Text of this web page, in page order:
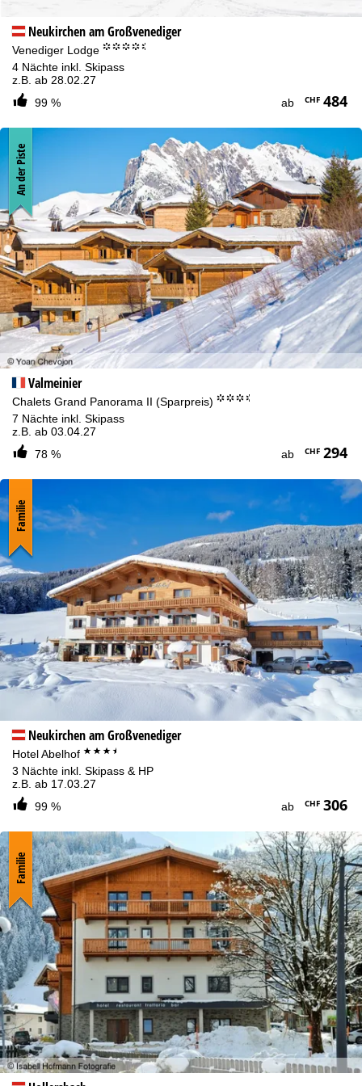
Neukirchen am Großvenediger
Venediger Lodge °°°°.
4 Nächte inkl. Skipass
z.B. ab 28.02.27
99 %
ab CHF484
Valmeinier
Chalets Grand Panorama II (Sparpreis) °°°.
7 Nächte inkl. Skipass
z.B. ab 03.04.27
78 %
ab CHF294
An der Piste
Neukirchen am Großvenediger
Hotel Abelhof ***+
3 Nächte inkl. Skipass & HP
z.B. ab 17.03.27
99 %
ab CHF306
Familie
Familie